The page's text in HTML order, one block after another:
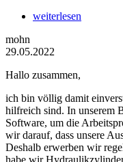
weiterlesen
mohn
29.05.2022
Hallo zusammen,
ich bin völlig damit
hilfreich sind. In unserem
Software, um die
wir darauf, dass unsere
Deshalb erwerben wir